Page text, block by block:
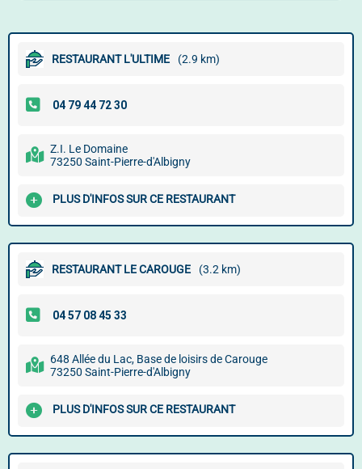
RESTAURANT L'ULTIME (2.9 km)
Z.I. Le Domaine
73250 Saint-Pierre-d'Albigny
PLUS D'INFOS SUR CE RESTAURANT
RESTAURANT LE CAROUGE (3.2 km)
648 Allée du Lac, Base de loisirs de Carouge
73250 Saint-Pierre-d'Albigny
PLUS D'INFOS SUR CE RESTAURANT